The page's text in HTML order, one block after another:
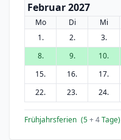
Februar 2027
Mo Di Mi
1.
2. 3.
8.
9. 10.
15.
16. 17.
22.
23. 24.
Frühjahrsferien (5+ 4Tage)